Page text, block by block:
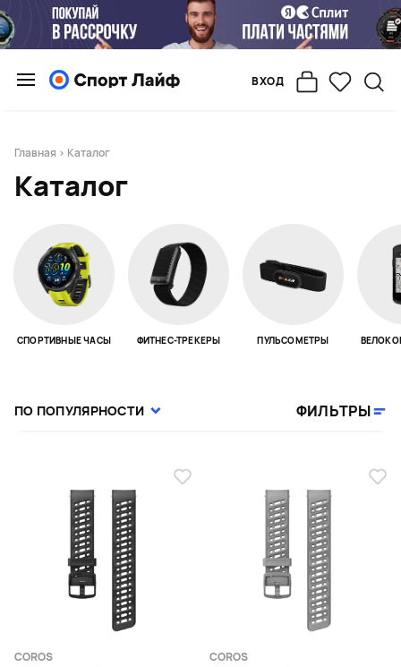
ВХОД
Главная > Каталог
Каталог
СПОРТИВНЫЕ ЧАСЫ ФИТНЕС-ТРЕКЕРЫ ПУЛЬСОМЕТРЫ
ПО ПОПУЛЯРНОСТИ ФИЛЬТРЫ
COROS COROS